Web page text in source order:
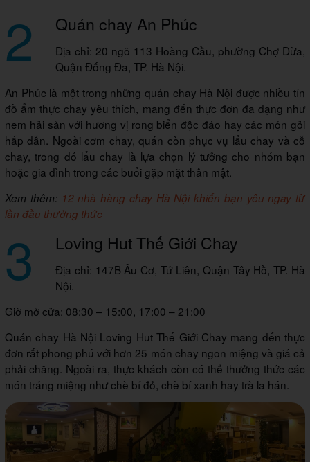
2 Quán chay An Phúc
Địa chỉ: 20 ngõ 113 Hoàng Cầu, phường Chợ Dừa,
Quận Đống Đa, TP. Hà Nội.
An Phúc là một trong những quán chay Hà Nội được nhiều tín
đồ ẩm thực chay yêu thích, mang đến thực đơn đa dạng như
nem hải sản với hương vị rong biển độc đáo hay các món gỏi
hấp dẫn. Ngoài cơm chay, quán còn phục vụ lẩu chay và cỗ
chay, trong đó lẩu chay là lựa chọn lý tưởng cho nhóm bạn
hoặc gia đình trong các buổi gặp mặt thân mật.
Xem thêm: 12 nhà hàng chay Hà Nội khiến bạn yêu ngay từ
lần đầu thưởng thức
3 Loving Hut Thế Giới Chay
Địa chỉ: 147B Âu Cơ, Tứ Liên, Quận Tây Hồ, TP. Hà
Nội.
Giờ mở cửa: 08:30 – 15:00, 17:00 – 21:00
Quán chay Hà Nội Loving Hut Thế Giới Chay mang đến thực
đơn rất phong phú với hơn 25 món chay ngon miệng và giá cả
phải chăng. Ngoài ra, thực khách còn có thể thưởng thức các
món tráng miệng như chè bí đỏ, chè bí xanh hay trà la hán.